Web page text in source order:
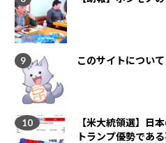
このサイトについて
【米大統領選】日
トランプ優勢であ